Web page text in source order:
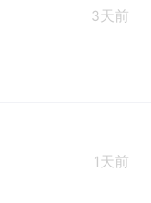
3天前
1天前